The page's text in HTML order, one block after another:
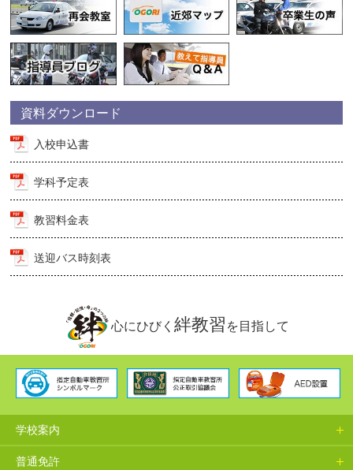
資料ダウンロード
入校申込書
学科予定表
教習料金表
送迎バス時刻表
心にひびく 絆教習 を目指して
学校案内
普通免許